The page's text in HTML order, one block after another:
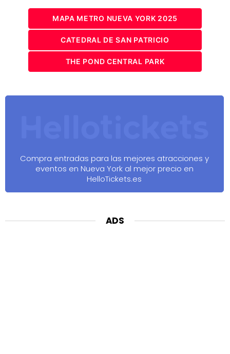
MAPA METRO NUEVA YORK 2025
CATEDRAL DE SAN PATRICIO
THE POND CENTRAL PARK
Compra entradas para las mejores atracciones y
eventos en Nueva York al mejor precio en
HelloTickets.es
ADS